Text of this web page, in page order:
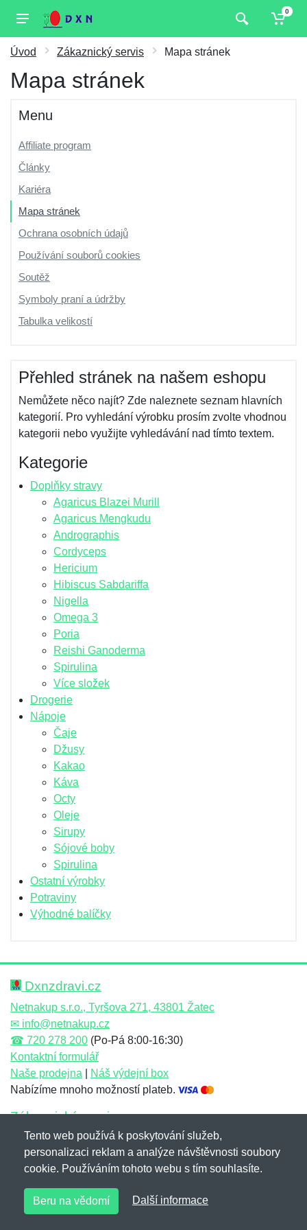
0
Úvod Zákaznický servis Mapa stránek
Mapa stránek
Menu
Affiliate program
Články
Kariéra
Mapa stránek
Ochrana osobních údajů
Používání souborů cookies
Soutěž
Symboly praní a údržby
Tabulka velikostí
Přehled stránek na našem eshopu
Nemůžete něco najít? Zde naleznete seznam hlavních
kategorií. Pro vyhledání výrobku prosím zvolte vhodnou
kategorii nebo využijte vyhledávání nad tímto textem.
Kategorie
Doplňky stravy
Agaricus Blazei Murill
Agaricus Mengkudu
Andrographis
Cordyceps
Hericium
Hibiscus Sabdariffa
Nigella
Omega 3
Poria
Reishi Ganoderma
Spirulina
Více složek
Drogerie
Nápoje
Čaje
Džusy
Kakao
Káva
Octy
Oleje
Sirupy
Sójové boby
Spirulina
Ostatní výrobky
Potraviny
Výhodné balíčky
Dxnzdravi.cz
Netnakup s.r.o., Tyršova 271, 43801 Žatec
✉ info@netnakup.cz
☎ 720 278 200 (Po-Pá 8:00-16:30)
Kontaktní formulář
Naše prodejna
Náš výdejní box
Nabízíme mnoho možností plateb.
Zákaznický servis
Novinky emailem
Copyright © 2007-2026 (19 let s vámi)Netnakup.cz
NetIQ. Všechna práva vyhrazena.
Tento web používá k poskytování služeb,
personalizaci reklam a analýze návštěvnosti soubory
cookie. Používáním tohoto webu s tím souhlasíte.
Beru na vědomí Další informace